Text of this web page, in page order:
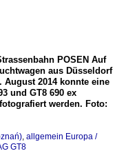
POSEN Auf
aus Düsseldorf
2014 konnte eine
und GT8 690 ex
werden. Foto:
, allgemein Europa /
GT8